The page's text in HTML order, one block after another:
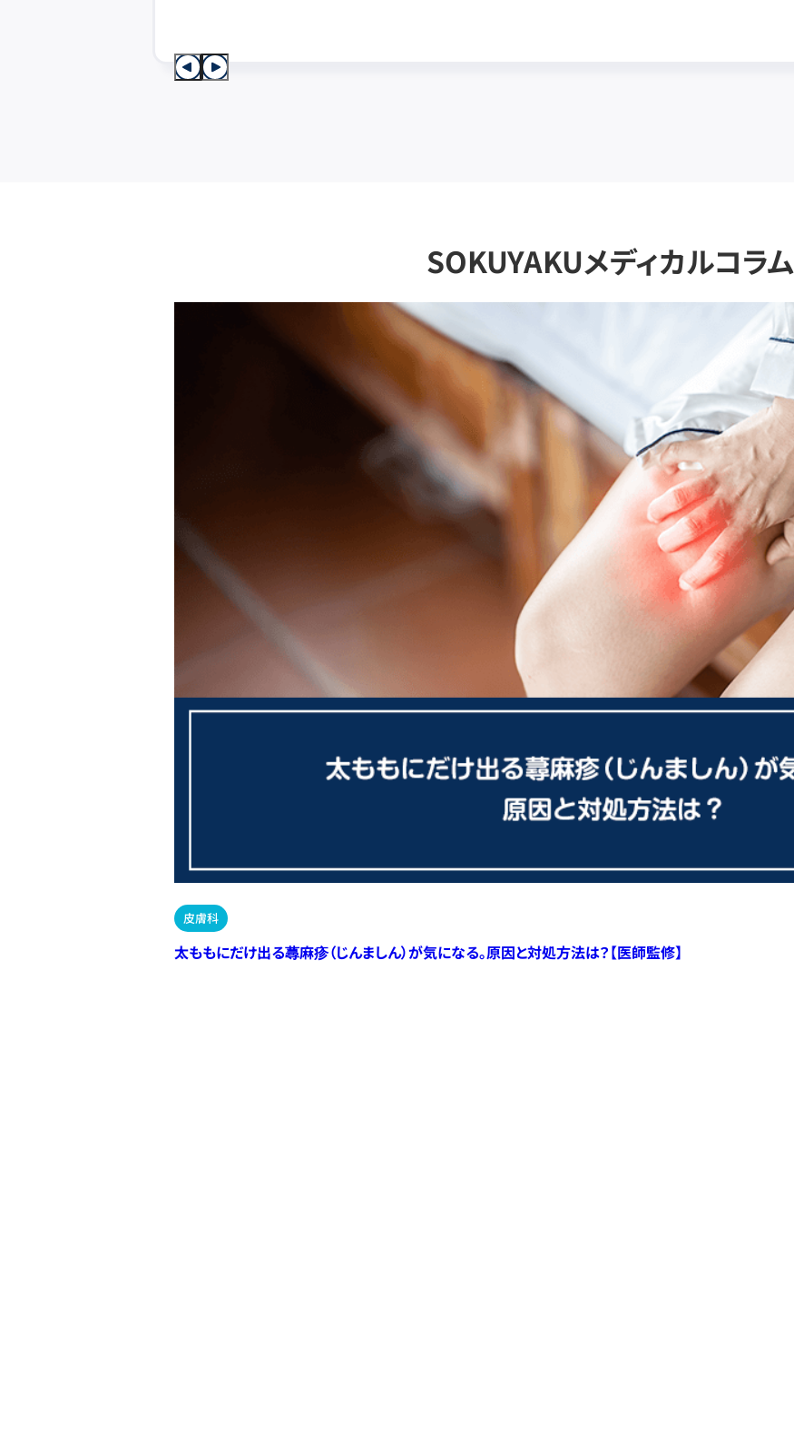
SOKUYAKUメディカルコラム
皮膚科
太ももにだけ出る蕁麻疹（じんましん）が気になる。原因と対処方法は？【医師監修】